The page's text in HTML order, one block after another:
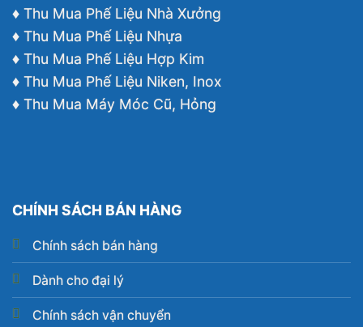
♦ Thu Mua Phế Liệu Nhà Xưởng
♦ Thu Mua Phế Liệu Nhựa
♦ Thu Mua Phế Liệu Hợp Kim
♦ Thu Mua Phế Liệu Niken, Inox
♦ Thu Mua Máy Móc Cũ, Hỏng
CHÍNH SÁCH BÁN HÀNG
Chính sách bán hàng
Dành cho đại lý
Chính sách vận chuyển